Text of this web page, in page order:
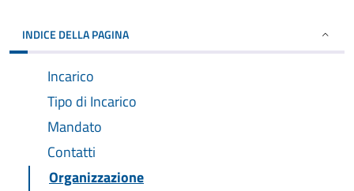
INDICE DELLA PAGINA
Incarico
Tipo di Incarico
Mandato
Contatti
Organizzazione